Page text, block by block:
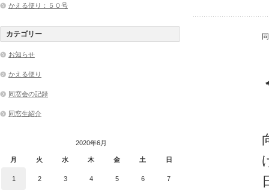
かえる便り：５０号
カテゴリー
お知らせ
かえる便り
同窓会の記録
同窓生紹介
2020年6月
月 火 水 木 金 土 日
1 2 3 4 5 6 7